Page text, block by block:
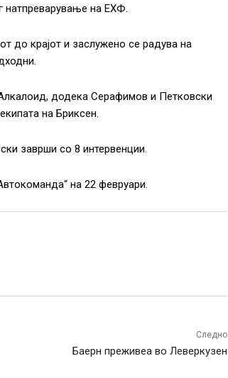
натпреварување на ЕХФ.
до крајот и заслужено се радува на
додека Серафимов и Петковски
на Бриксен.
заврши со 8 интервенции.
на 22 февруари.
Следно
Баерн преживеа во Леверкузен